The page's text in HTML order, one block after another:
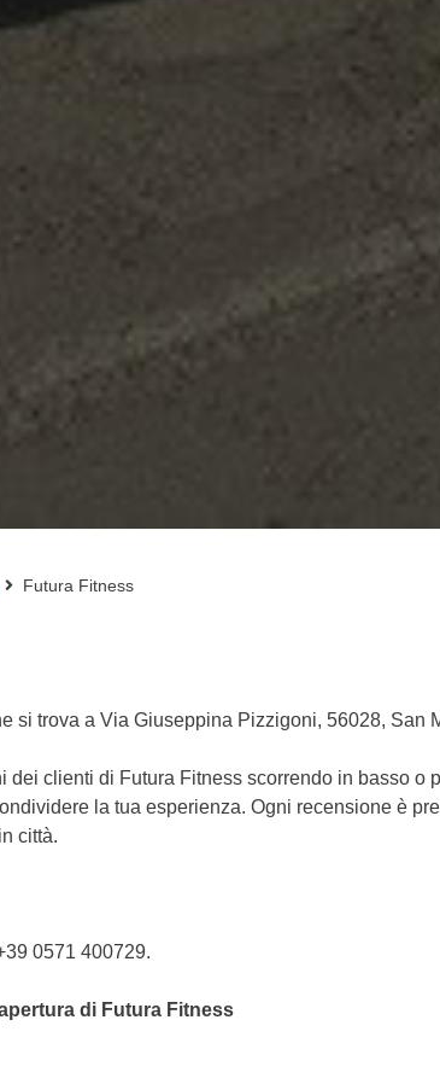
Futura Fitness
si trova a Via Giuseppina Pizzigoni, 56028, San
dei clienti di Futura Fitness scorrendo in basso o
la tua esperienza. Ogni recensione è
città.
0571 400729.
di Futura Fitness